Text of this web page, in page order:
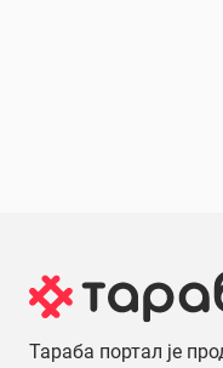
Тараба портал је